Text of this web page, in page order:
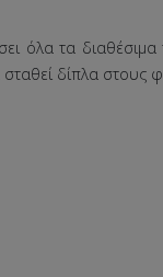
όλα τα διαθέσιμα
δίπλα στους